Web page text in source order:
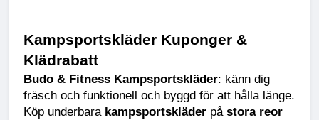
Kampsportskläder Kuponger &
Klädrabatt
Budo & Fitness Kampsportskläder: känn dig
fräsch och funktionell och byggd för att hålla länge.
Köp underbara kampsportskläder på stora reor